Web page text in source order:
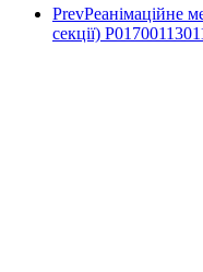
PrevРеанімаційне
секції)